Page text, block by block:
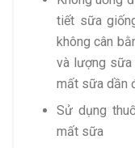
tiết sữa
không cân
và lượng sữa
mất sữa dần
Sử dụng
mất sữa